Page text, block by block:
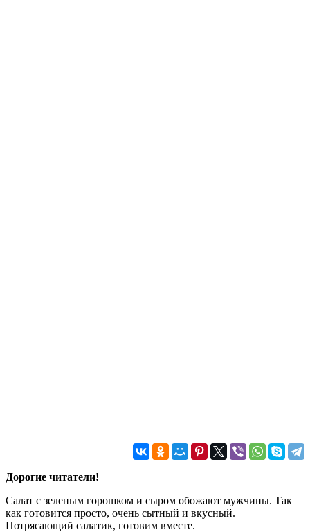
Дорогие читатели!
Салат с зеленым горошком и сыром обожают мужчины. Так
как готовится просто, очень сытный и вкусный.
Потрясающий салатик, готовим вместе.